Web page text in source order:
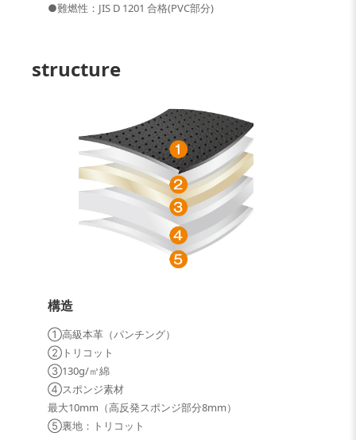
●難燃性：JIS D 1201 合格(PVC部分)
structure
構造
①高級本革（パンチング）
②トリコット
③130g/㎡綿
④スポンジ素材
最大10mm（高反発スポンジ部分8mm）
⑤裏地：トリコット